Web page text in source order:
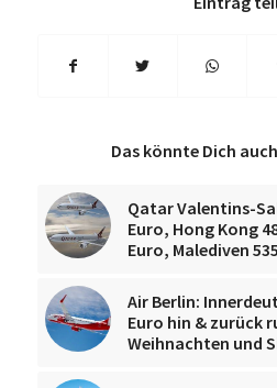
Das könnte Dich
Qatar Valentins-
Euro, Hong Kong
Euro, Malediven
Air Berlin:
Euro hin & zurück
Weihnachten und